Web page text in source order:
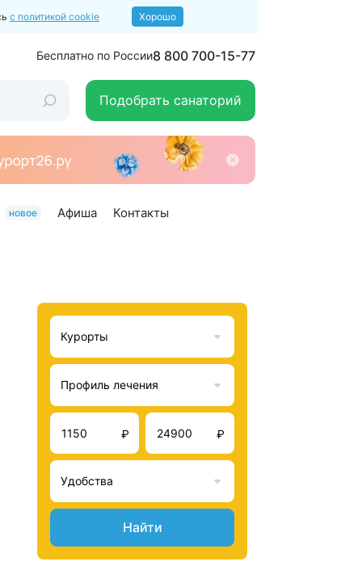
с политикой cookie Хорошо
Бесплатно по России8 800 700-15-77
Подобрать санаторий
новое Афиша Контакты
Курорты
Профиль лечения
₽ ₽
Удобства
Найти